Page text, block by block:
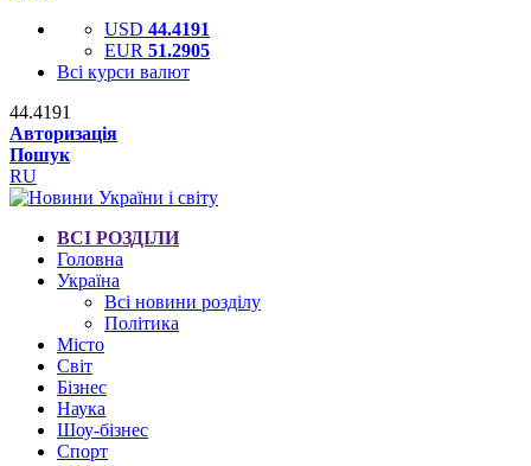
USD 44.4191
EUR 51.2905
Всі курси валют
44.4191
Авторизація
Пошук
RU
ВСІ РОЗДІЛИ
Головна
Україна
Всі новини розділу
Політика
Місто
Світ
Бізнес
Наука
Шоу-бізнес
Спорт